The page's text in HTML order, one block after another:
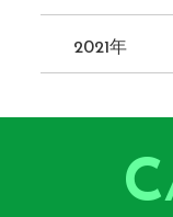
2021年
C